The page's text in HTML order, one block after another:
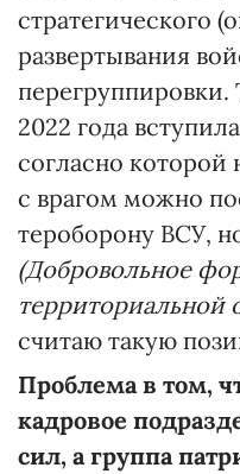
стратегического
развертывания
перегруппировки.
2022 года
согласно
с врагом можно
тероборону ВСУ,
(Добровольное
территориальной
считаю такую
Проблема в том,
кадровое
сил, а группа